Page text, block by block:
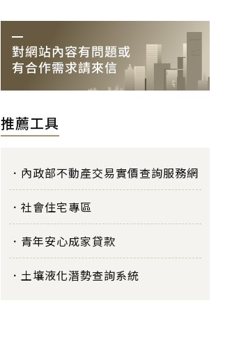
推薦工具
內政部不動產交易實價查詢服務網
社會住宅專區
青年安心成家貸款
土壤液化潛勢查詢系統